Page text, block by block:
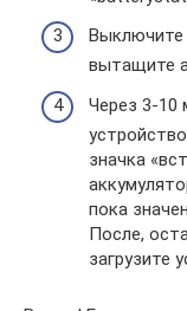
Выключите
вытащите
Через 3-10
значка
пока
После,
загрузите